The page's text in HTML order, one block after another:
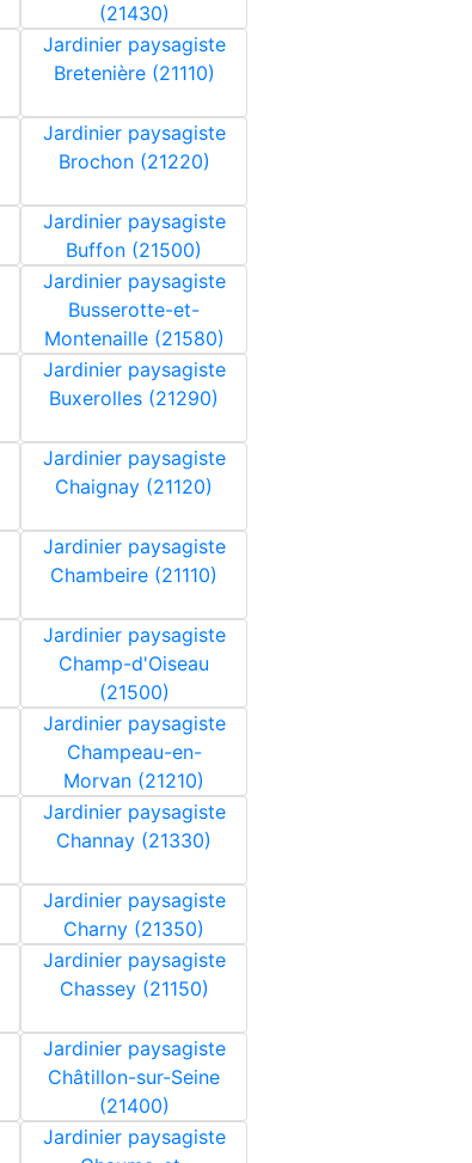
(21430)
Jardinier paysagiste
Bretenière (21110)
Jardinier paysagiste
Brochon (21220)
Jardinier paysagiste
Buffon (21500)
Jardinier paysagiste
Busserotte-et-
Montenaille (21580)
Jardinier paysagiste
Buxerolles (21290)
Jardinier paysagiste
Chaignay (21120)
Jardinier paysagiste
Chambeire (21110)
Jardinier paysagiste
Champ-d'Oiseau
(21500)
Jardinier paysagiste
Champeau-en-
Morvan (21210)
Jardinier paysagiste
Channay (21330)
Jardinier paysagiste
Charny (21350)
Jardinier paysagiste
Chassey (21150)
Jardinier paysagiste
Châtillon-sur-Seine
(21400)
Jardinier paysagiste